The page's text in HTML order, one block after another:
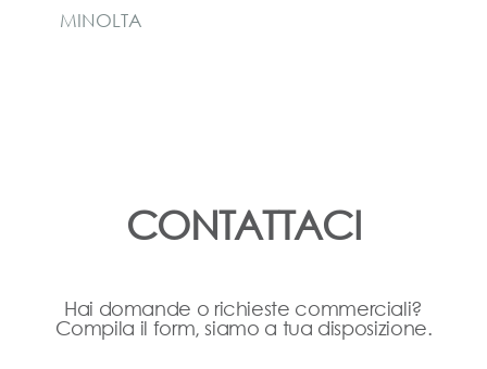
MINOLTA
CONTATTACI
Hai domande o richieste commerciali?
Compila il form, siamo a tua disposizione.